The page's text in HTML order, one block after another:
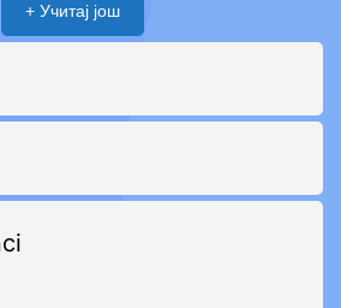
+ Учитај још